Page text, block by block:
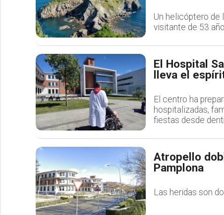
Un helicóptero de
visitante de 53
El Hospital
lleva el
El centro ha
hospitalizadas,
fiestas desde
Atropello
Pamplona
Las heridas son